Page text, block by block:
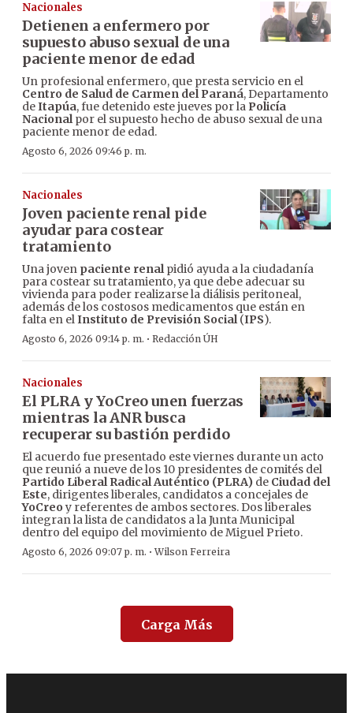
Nacionales
Detienen a enfermero por
supuesto abuso sexual de una
paciente menor de edad
Un profesional enfermero, que presta servicio en el
Centro de Salud de Carmen del Paraná, Departamento
deItapúa, fue detenido este jueves por la Policía
Nacionalpor el supuesto hecho de abuso sexual de una
paciente menor de edad.
Agosto 6, 2026 09:46 p. m.
Nacionales
Joven paciente renal pide
ayudar para costear
tratamiento
Una joven paciente renalpidió ayuda a la ciudadanía
para costear su tratamiento, ya que debe adecuar su
vivienda para poder realizarse la diálisis peritoneal,
además de los costosos medicamentos que están en
falta en elInstituto de Previsión Social(IPS).
Agosto 6, 2026 09:14 p. m. · Redacción ÚH
Nacionales
El PLRA y YoCreo unen fuerzas
mientras la ANR busca
recuperar su bastión perdido
El acuerdo fue presentado este viernes durante un acto
que reunió a nueve de los 10 presidentes de comités del
Partido Liberal Radical Auténtico (PLRA) de Ciudad del
Este, dirigentes liberales, candidatos a concejales de
YoCreo y referentes de ambos sectores. Dos liberales
integran la lista de candidatos a la Junta Municipal
dentro del equipo del movimiento de Miguel Prieto.
Agosto 6, 2026 09:07 p. m. ·Wilson Ferreira
Carga Más